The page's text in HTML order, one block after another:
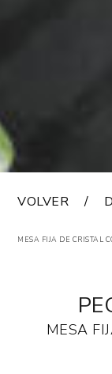
VOLVER
MESA FIJA DE CRISTAL
MESA